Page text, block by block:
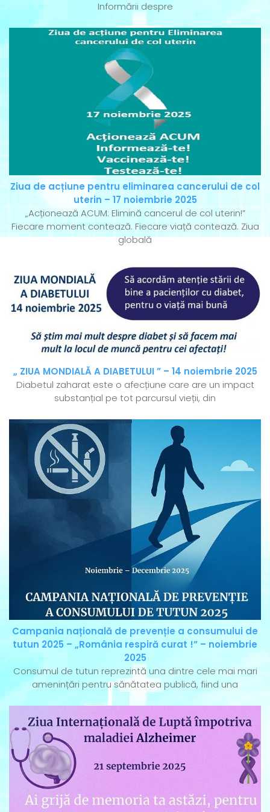
Informării despre
Ziua de acțiune pentru eliminarea cancerului de col
uterin – 17 noiembrie 2025
„Acționează ACUM: Elimină cancerul de col uterin!”
Fiecare moment contează. Fiecare viață contează. Ziua
globală
„ ZIUA MONDIALĂ A DIABETULUI ” – 14 noiembrie 2025
Diabetul zaharat este o afecțiune care are un impact
substanțial pe tot parcursul vieții, din
Campania națională de prevenție a consumului de
tutun 2025 – „România respiră curat !” – noiembrie
2025
Consumul de tutun reprezintă una dintre cele mai mari
amenințări pentru sănătatea publică, fiind una